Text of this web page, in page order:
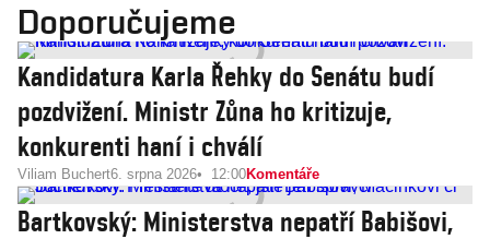
Doporučujeme
Kandidatura Karla Řehky do Senátu budí
pozdvižení. Ministr Zůna ho kritizuje,
konkurenti haní i chválí
Viliam Buchert6. srpna 2026 12:00Komentáře
Bartkovský: Ministerstva nepatří Babišovi,